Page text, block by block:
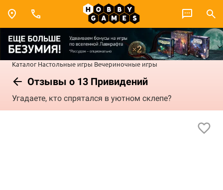
Каталог Настольные игры Вечериночные игры
Отзывы о 13 Привидений
Угадаете, кто спрятался в уютном склепе?